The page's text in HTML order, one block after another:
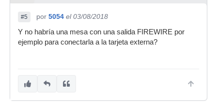
#5 por 5054 el 03/08/2018
Y no habría una mesa con una salida FIREWIRE por
ejemplo para conectarla a la tarjeta externa?